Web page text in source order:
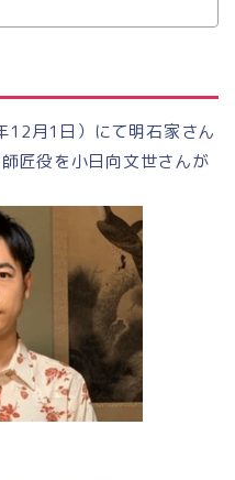
12月1日）にて明石家さん
匠役を小日向文世さんが